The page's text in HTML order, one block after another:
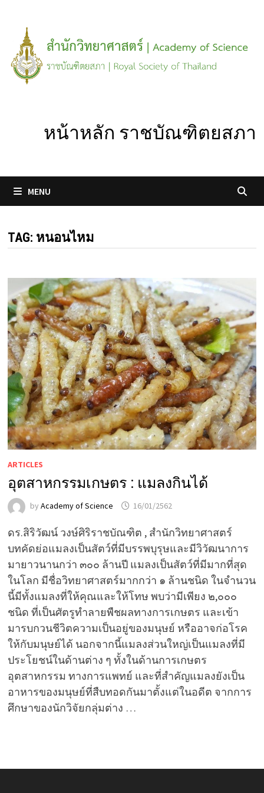
content
หน้าหลัก ราชบัณฑิตยสภา
MENU
TAG: หนอนไหม
ARTICLES
อุตสาหกรรมเกษตร : แมลงกินได้
by Academy of Science 16/01/2562
ดร.สิริวัฒน์ วงษ์ศิริราชบัณฑิต , สำนักวิทยาศาสตร์
บทคัดย่อแมลงเป็นสัตว์ที่มีบรรพบุรุษและมีวิวัฒนาการ
มายาวนานกว่า ๓๐๐ ล้านปี แมลงเป็นสัตว์ที่มีมากที่สุด
ในโลก มีชื่อวิทยาศาสตร์มากกว่า ๑ ล้านชนิด ในจำนวน
นี้มีทั้งแมลงที่ให้คุณและให้โทษ พบว่ามีเพียง ๒,๐๐๐
ชนิด ที่เป็นศัตรูทำลายพืชผลทางการเกษตร และเข้า
มารบกวนชีวิตความเป็นอยู่ของมนุษย์ หรืออาจก่อโรค
ให้กับมนุษย์ได้ นอกจากนี้แมลงส่วนใหญ่เป็นแมลงที่มี
ประโยชน์ในด้านต่าง ๆ ทั้งในด้านการเกษตร
อุตสาหกรรม ทางการแพทย์ และที่สำคัญแมลงยังเป็น
อาหารของมนุษย์ที่สืบทอดกันมาตั้งแต่ในอดีต จากการ
ศึกษาของนักวิจัยกลุ่มต่าง …